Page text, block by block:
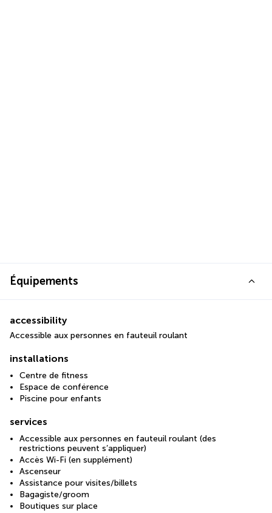
Équipements
accessibility
Accessible aux personnes en fauteuil roulant
installations
Centre de fitness
Espace de conférence
Piscine pour enfants
services
Accessible aux personnes en fauteuil roulant (des
restrictions peuvent s’appliquer)
Accès Wi-Fi (en supplément)
Ascenseur
Assistance pour visites/billets
Bagagiste/groom
Boutiques sur place